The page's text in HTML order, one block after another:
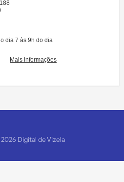
2026 Digital de Vizela